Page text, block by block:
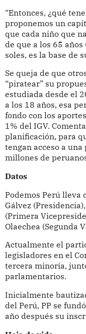
“Entonces, ¿qué
proponemos un
que cada niño que
de que a los 65
soles, es la base de
Se queja de que
“piratear” su
estudiada desde el
a los 18 años, esa
fondo con los
1% del IGV.
planificación, para
tengan acceso a
millones de
Datos
Podemos Perú lleva
Gálvez
(Primera
Olaechea (Segunda
Actualmente el
legisladores en el
tercera minoría,
parlamentarios.
Inicialmente
del Perú, PP se
año después su